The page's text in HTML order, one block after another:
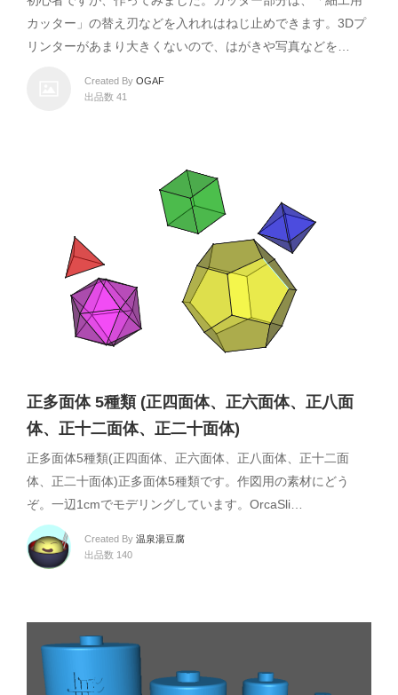
カッター」の替え刃などを入れれはねじ止めできます。3Dプ
リンターがあまり大きくないので、はがきや写真などを…
Created By OGAF
出品数 41
正多面体 5種類 (正四面体、正六面体、正八面
体、正十二面体、正二十面体)
正多面体5種類(正四面体、正六面体、正八面体、正十二面
体、正二十面体)正多面体5種類です。作図用の素材にどう
ぞ。一辺1cmでモデリングしています。OrcaSli…
Created By 温泉湯豆腐
出品数 140